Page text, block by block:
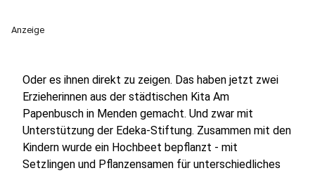
Anzeige
Oder es ihnen direkt zu zeigen. Das haben jetzt zwei
Erzieherinnen aus der städtischen Kita Am
Papenbusch in Menden gemacht. Und zwar mit
Unterstützung der Edeka-Stiftung. Zusammen mit den
Kindern wurde ein Hochbeet bepflanzt - mit
Setzlingen und Pflanzensamen für unterschiedliches